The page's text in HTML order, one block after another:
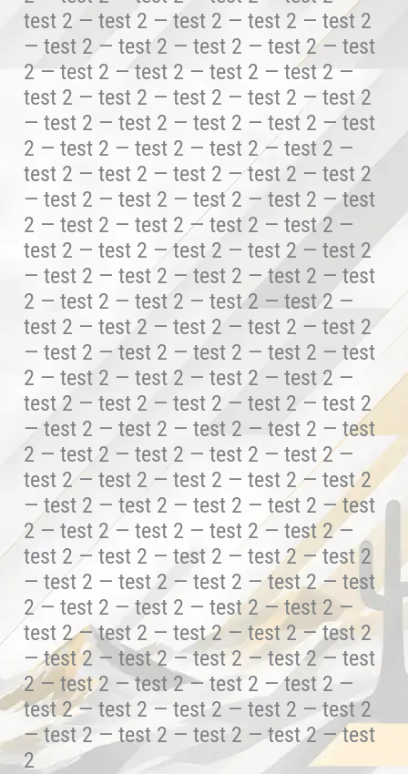
test 2 — test 2 — test 2 — test 2 — test 2
— test 2 — test 2 — test 2 — test 2 — test
2 — test 2 — test 2 — test 2 — test 2 —
test 2 — test 2 — test 2 — test 2 — test 2
— test 2 — test 2 — test 2 — test 2 — test
2 — test 2 — test 2 — test 2 — test 2 —
test 2 — test 2 — test 2 — test 2 — test 2
— test 2 — test 2 — test 2 — test 2 — test
2 — test 2 — test 2 — test 2 — test 2 —
test 2 — test 2 — test 2 — test 2 — test 2
— test 2 — test 2 — test 2 — test 2 — test
2 — test 2 — test 2 — test 2 — test 2 —
test 2 — test 2 — test 2 — test 2 — test 2
— test 2 — test 2 — test 2 — test 2 — test
2 — test 2 — test 2 — test 2 — test 2 —
test 2 — test 2 — test 2 — test 2 — test 2
— test 2 — test 2 — test 2 — test 2 — test
2 — test 2 — test 2 — test 2 — test 2 —
test 2 — test 2 — test 2 — test 2 — test 2
— test 2 — test 2 — test 2 — test 2 — test
2 — test 2 — test 2 — test 2 — test 2 —
test 2 — test 2 — test 2 — test 2 — test 2
— test 2 — test 2 — test 2 — test 2 — test
2 — test 2 — test 2 — test 2 — test 2 —
test 2 — test 2 — test 2 — test 2 — test 2
— test 2 — test 2 — test 2 — test 2 — test
2 — test 2 — test 2 — test 2 — test 2 —
test 2 — test 2 — test 2 — test 2 — test 2
— test 2 — test 2 — test 2 — test 2 — test
2